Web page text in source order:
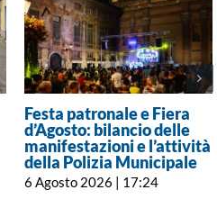
Festa patronale e Fiera
d’Agosto: bilancio delle
manifestazioni e l’attività
della Polizia Municipale
6 Agosto 2026 | 17:24